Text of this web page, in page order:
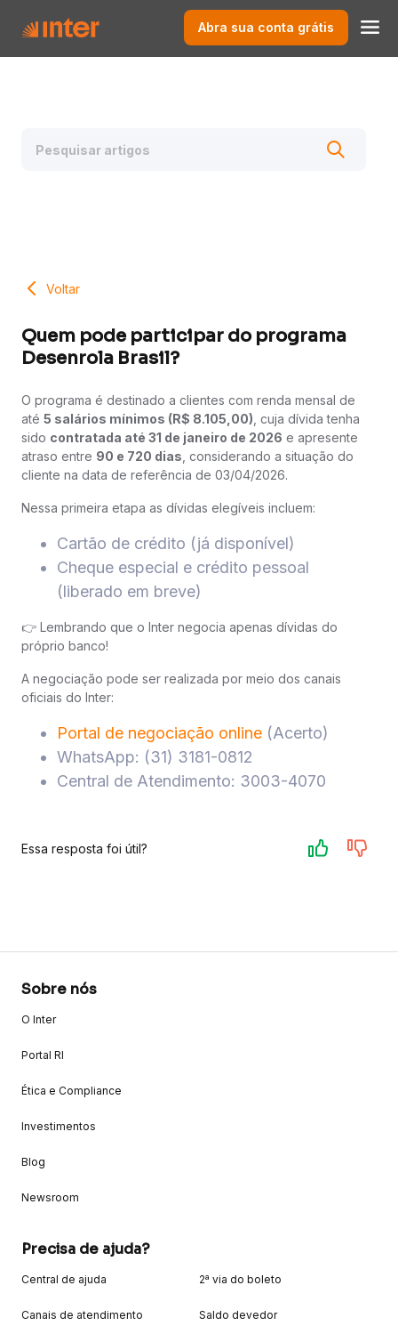
Abra sua conta grátis
Voltar
Quem pode participar do programa
Desenrola Brasil?
O programa é destinado a clientes com renda mensal de
até 5 salários mínimos (R$ 8.105,00) , cuja dívida tenha
sido contratada até 31 de janeiro de 2026 e apresente
atraso entre 90 e 720 dias , considerando a situação do
cliente na data de referência de 03/04/2026.
Nessa primeira etapa as dívidas elegíveis incluem:
Cartão de crédito (já disponível)
Cheque especial e crédito pessoal
(liberado em breve)
👉 Lembrando que o Inter negocia apenas dívidas do
próprio banco!
A negociação pode ser realizada por meio dos canais
oficiais do Inter:
Portal de negociação online (Acerto)
WhatsApp: (31) 3181-0812
Central de Atendimento: 3003-4070
Essa resposta foi útil?
Sobre nós
O Inter
Portal RI
Ética e Compliance
Investimentos
Blog
Newsroom
Precisa de ajuda?
Central de ajuda
Canais de atendimento
2ª via do boleto
Saldo devedor